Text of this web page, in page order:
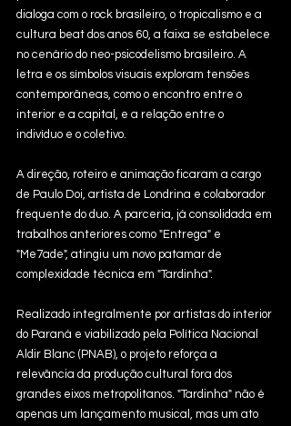
dialoga com o rock brasileiro, o tropicalismo e a
cultura beat dos anos 60, a faixa se estabelece
no cenário do neo-psicodelismo brasileiro. A
letra e os símbolos visuais exploram tensões
contemporâneas, como o encontro entre o
interior e a capital, e a relação entre o
indivíduo e o coletivo.
A direção, roteiro e animação ficaram a cargo
de Paulo Doi, artista de Londrina e colaborador
frequente do duo. A parceria, já consolidada em
trabalhos anteriores como "Entrega" e
"Me7ade", atingiu um novo patamar de
complexidade técnica em "Tardinha".
Realizado integralmente por artistas do interior
do Paraná e viabilizado pela Política Nacional
Aldir Blanc (PNAB), o projeto reforça a
relevância da produção cultural fora dos
grandes eixos metropolitanos. "Tardinha" não é
apenas um lançamento musical, mas um ato